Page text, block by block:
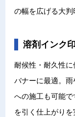
の幅を広げる大判
溶剤インク
耐候性・耐久性に
バナーに最適。
への施工も可能で
を引く仕上がりを